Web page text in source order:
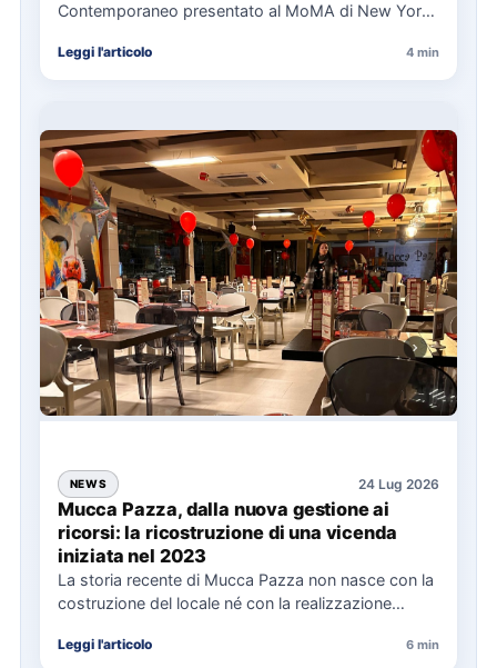
Contemporaneo presentato al MoMA di New York
Leggi l'articolo 4 min
NEWS 24 Lug 2026
Mucca Pazza, dalla nuova gestione ai
ricorsi: la ricostruzione di una vicenda
iniziata nel 2023
La storia recente di Mucca Pazza non nasce con la
costruzione del locale né con la realizzazione
Leggi l'articolo 6 min